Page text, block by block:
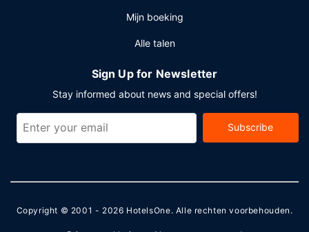
Mijn boeking
Alle talen
Sign Up for Newsletter
Stay informed about news and special offers!
Subscribe
Copyright © 2001 - 2026 HotelsOne. Alle rechten voorbehouden.